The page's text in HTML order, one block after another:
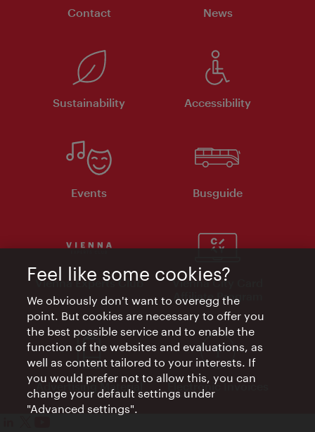
Contact News
Sustainability Accessibility
Events Busguide
Vienna Experts Club
Vienna City Card
Affiliate Program
Advertising Material Electronic Invoices
Feel like some cookies?
We obviously don't want to overegg the
point. But cookies are necessary to offer you
the best possible service and to enable the
function of the websites and evaluations, as
well as content tailored to your interests. If
you would prefer not to allow this, you can
change your default settings under
"Advanced settings".